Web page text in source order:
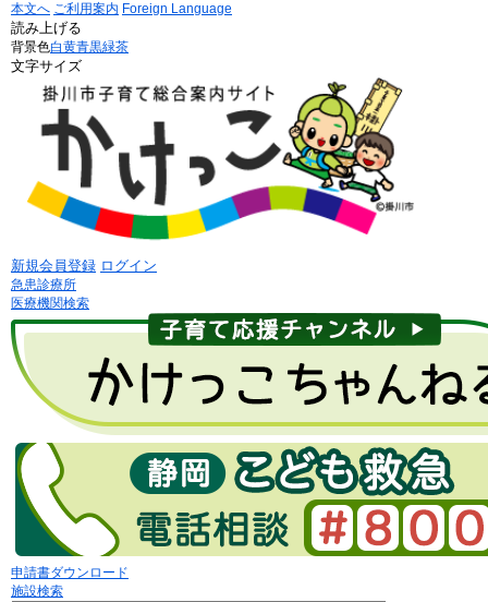
本文へ ご利用案内 Foreign Language
読み上げる
背景色白黄青黒緑茶
文字サイズ
新規会員登録 ログイン
急患診療所
医療機関検索
申請書ダウンロード
施設検索